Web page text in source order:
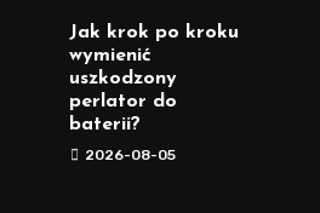
Jak krok po kroku
wymienić
uszkodzony
perlator do
baterii?
2026-08-05